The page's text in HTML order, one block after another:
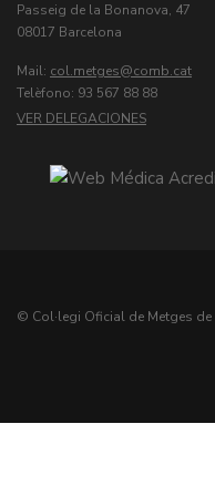
Passeig de la Bonanova, 47
08017 Barcelona
Mail: col.metges
Telèfono: 93 567 88 88
VER DELEGACIONES
© Col·legi Oficial de Metges de